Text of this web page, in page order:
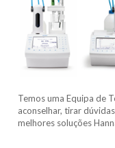
Temos uma Equipa de
aconselhar, tirar
melhores soluções